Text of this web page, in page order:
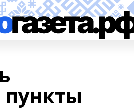
пункты